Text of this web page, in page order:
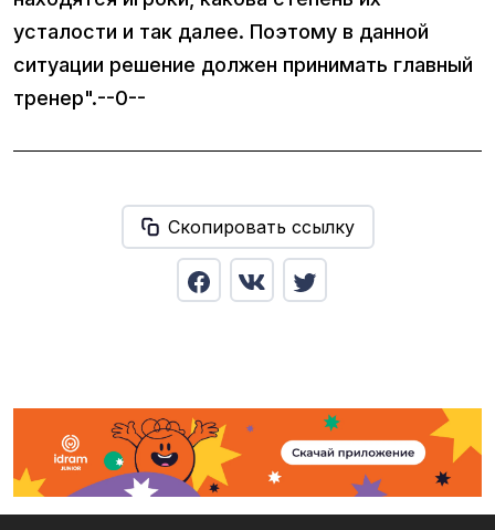
усталости и так далее. Поэтому в данной
ситуации решение должен принимать главный
тренер".--0--
Скопировать ссылку